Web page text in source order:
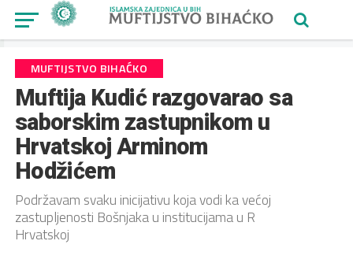
MUFTIJSTVO BIHAĆKO
Muftija Kudić razgovarao sa
saborskim zastupnikom u
Hrvatskoj Arminom
Hodžićem
Podržavam svaku inicijativu koja vodi ka većoj
zastupljenosti Bošnjaka u institucijama u R
Hrvatskoj